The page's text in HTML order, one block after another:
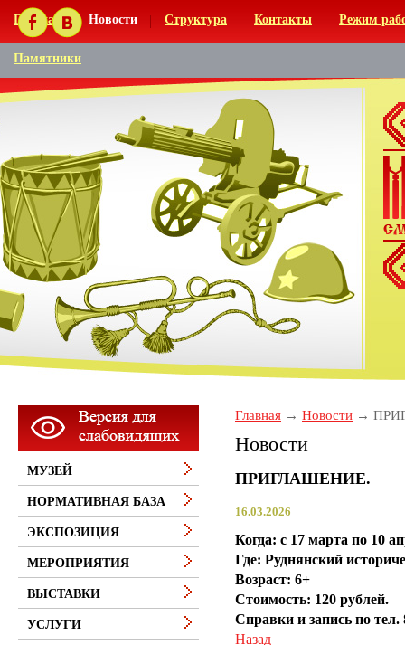
Главная Новости Структура Контакты Режим
Памятники
Главная Новости
Новости
ПРИГЛАШЕНИЕ.
16.03.2026
Когда: с 17 марта по 10
Где: Руднянский
Возраст: 6+
Стоимость: 120 рублей.
Справки и запись по тел.
Назад
МУЗЕЙ
НОРМАТИВНАЯ БАЗА
ЭКСПОЗИЦИЯ
МЕРОПРИЯТИЯ
ВЫСТАВКИ
УСЛУГИ